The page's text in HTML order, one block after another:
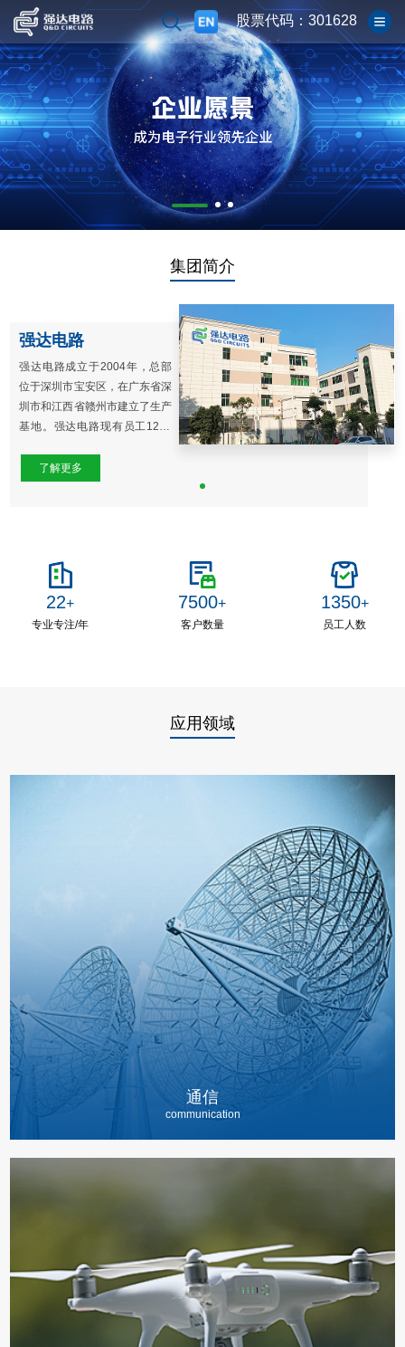
股票代码：301628
集团简介
强达电路
强达电路成立于2004年，总部
位于深圳市宝安区，在广东省深
圳市和江西省赣州市建立了生产
基地。强达电路现有员工1200
人，强达电路是国家高新技术企
企业，是行业内快速交付的优势
企业。
了解更多
22+
专业专注/年
7500+
客户数量
1350+
员工人数
应用领域
通信
communication